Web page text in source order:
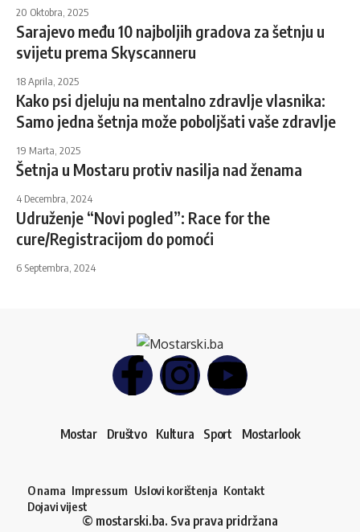
20 Oktobra, 2025
Sarajevo među 10 najboljih gradova za šetnju u
svijetu prema Skyscanneru
18 Aprila, 2025
Kako psi djeluju na mentalno zdravlje vlasnika:
Samo jedna šetnja može poboljšati vaše zdravlje
19 Marta, 2025
Šetnja u Mostaru protiv nasilja nad ženama
4 Decembra, 2024
Udruženje “Novi pogled”: Race for the
cure/Registracijom do pomoći
6 Septembra, 2024
Mostar Društvo Kultura Sport Mostarlook
O nama Impressum Uslovi korištenja Kontakt
Dojavi vijest
© mostarski.ba. Sva prava pridržana